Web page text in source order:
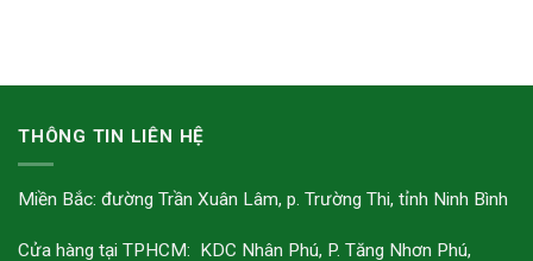
THÔNG TIN LIÊN HỆ
Miền Bắc: đường Trần Xuân Lâm, p. Trường Thi, tỉnh Ninh Bình
Cửa hàng tại TPHCM: KDC Nhân Phú, P. Tăng Nhơn Phú,